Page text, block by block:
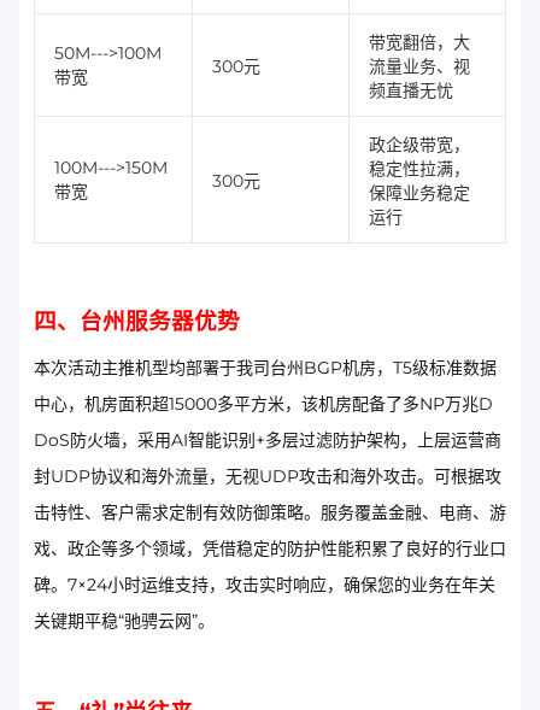
50M--->100M
带宽
300元
带宽翻倍，大
流量业务、视
频直播无忧
100M--->150M
带宽
300元
政企级带宽，
稳定性拉满，
保障业务稳定
运行
四、台州服务器优势
本次活动主推机型均部署于我司台州BGP机房，T5级标准数据
中心，机房面积超15000多平方米，该机房配备了多NP万兆D
DoS防火墙，采用AI智能识别+多层过滤防护架构，上层运营商
封UDP协议和海外流量，无视UDP攻击和海外攻击。可根据攻
击特性、客户需求定制有效防御策略。服务覆盖金融、电商、游
戏、政企等多个领域，凭借稳定的防护性能积累了良好的行业口
碑。7×24小时运维支持，攻击实时响应，确保您的业务在年关
关键期平稳“驰骋云网”。